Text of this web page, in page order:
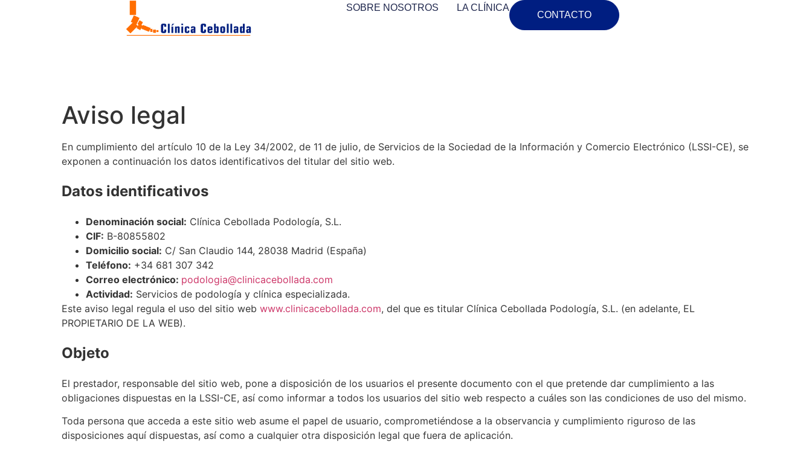
SOBRE NOSOTROS LA CLÍNICA
CONTACTO
Aviso legal
En cumplimiento del artículo 10 de la Ley 34/2002, de 11 de julio, de Servicios de la Sociedad de la Información y Comercio Electrónico (LSSI-CE), se
exponen a continuación los datos identificativos del titular del sitio web.
Datos identificativos
Denominación social: Clínica Cebollada Podología, S.L.
CIF: B-80855802
Domicilio social: C/ San Claudio 144, 28038 Madrid (España)
Teléfono: +34 681 307 342
Correo electrónico: podologia@clinicacebollada.com
Actividad: Servicios de podología y clínica especializada.
Este aviso legal regula el uso del sitio web www.clinicacebollada.com, del que es titular Clínica Cebollada Podología, S.L. (en adelante, EL
PROPIETARIO DE LA WEB).
Objeto
El prestador, responsable del sitio web, pone a disposición de los usuarios el presente documento con el que pretende dar cumplimiento a las
obligaciones dispuestas en la LSSI-CE, así como informar a todos los usuarios del sitio web respecto a cuáles son las condiciones de uso del mismo.
Toda persona que acceda a este sitio web asume el papel de usuario, comprometiéndose a la observancia y cumplimiento riguroso de las
disposiciones aquí dispuestas, así como a cualquier otra disposición legal que fuera de aplicación.